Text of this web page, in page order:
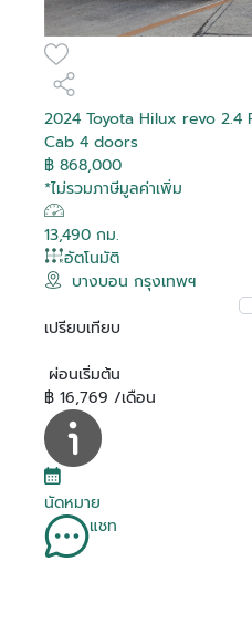
2024 Toyota Hilux revo
Cab 4 doors
฿ 868,000
*ไม่รวมภาษีมูลค่าเพิ่ม
13,490 กม.
อัตโนมัติ
บางบอน กรุงเทพฯ
เปรียบเทียบ
ผ่อนเริ่มต้น
฿ 16,769 /เดือน
นัดหมาย
แชท